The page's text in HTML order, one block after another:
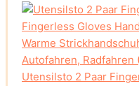
Utensilsto 2 Paar